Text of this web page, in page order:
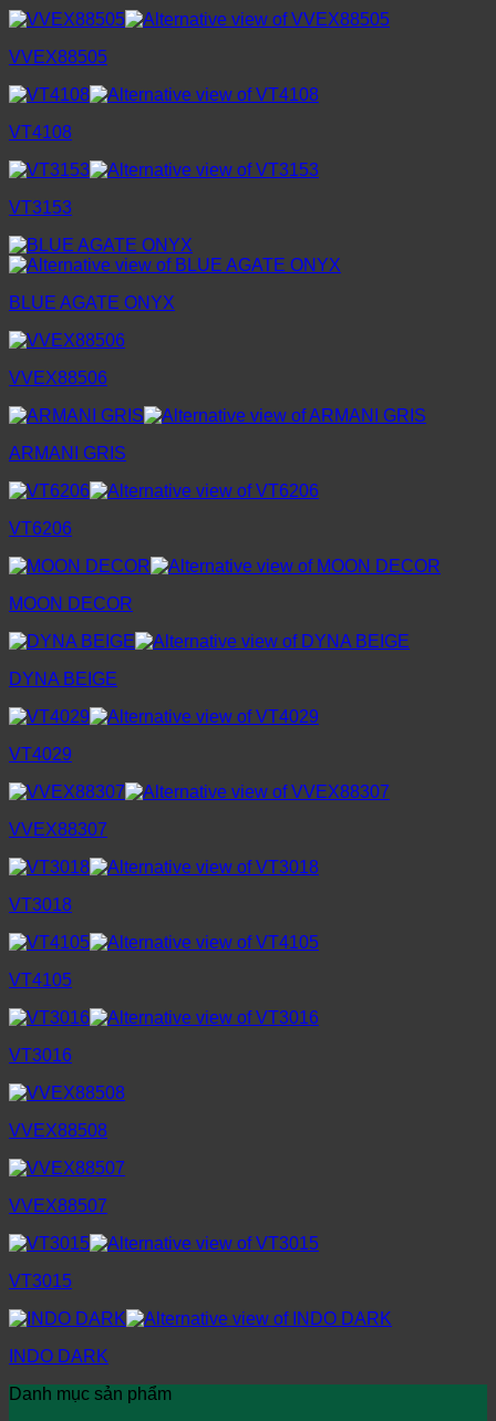
VVEX88505
VT4108
VT3153
BLUE AGATE ONYX
VVEX88506
ARMANI GRIS
VT6206
MOON DECOR
DYNA BEIGE
VT4029
VVEX88307
VT3018
VT4105
VT3016
VVEX88508
VVEX88507
VT3015
INDO DARK
Danh mục sản phẩm